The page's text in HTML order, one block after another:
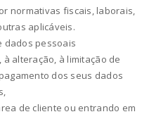
normativas fiscais, laborais,
aplicáveis.
dados pessoais
à alteração, à limitação de
dos seus dados
de cliente ou entrando em